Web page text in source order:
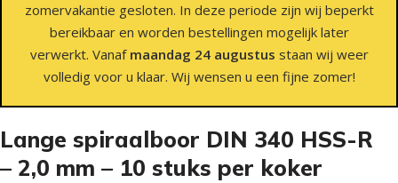
zomervakantie gesloten. In deze periode zijn wij beperkt
bereikbaar en worden bestellingen mogelijk later
verwerkt. Vanaf maandag 24 augustus staan wij weer
volledig voor u klaar. Wij wensen u een fijne zomer!
Lange spiraalboor DIN 340 HSS-R
– 2,0 mm – 10 stuks per koker